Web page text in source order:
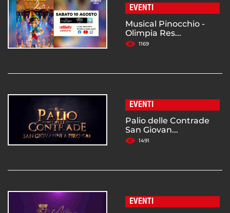
EVENTI
Musical Pinocchio -
Olimpia Res...
1169
EVENTI
Palio delle Contrade
San Giovan...
1491
EVENTI